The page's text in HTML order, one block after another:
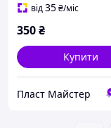
від35₴/міс
350₴
Купити
Пласт Майстер